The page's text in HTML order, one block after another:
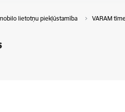
lietotņu piekļūstamība VARAM